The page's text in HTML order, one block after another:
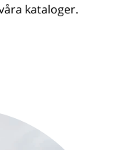
kataloger.